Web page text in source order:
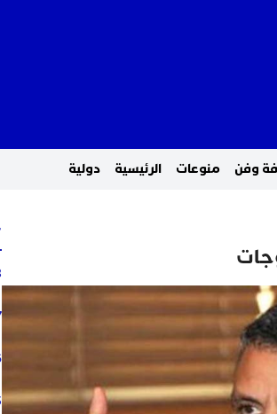
وفن منوعات الرئيسية دولية